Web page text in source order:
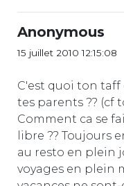
Anonymous
15 juillet 2010 12:15:08
C'est quoi ton taff
tes parents ?? (cf
Comment ca se
libre ?? Toujours
au resto en plein
voyages en plein